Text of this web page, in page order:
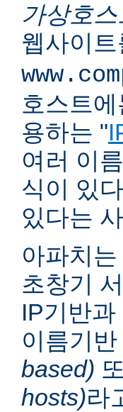
가상호
웹사이
호스트
용하는 "
여러 이
식이 있
있다는
아파치
초창기
IP기반
이름기
based)
hosts)라